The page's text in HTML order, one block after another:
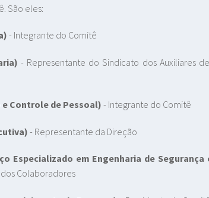
São eles:
- Integrante do Comitê
- Representante do Sindicato dos Auxiliares
Controle de Pessoal) - Integrante do Comitê
- Representante da Direção
Especializado em Engenharia de Segurança
Colaboradores